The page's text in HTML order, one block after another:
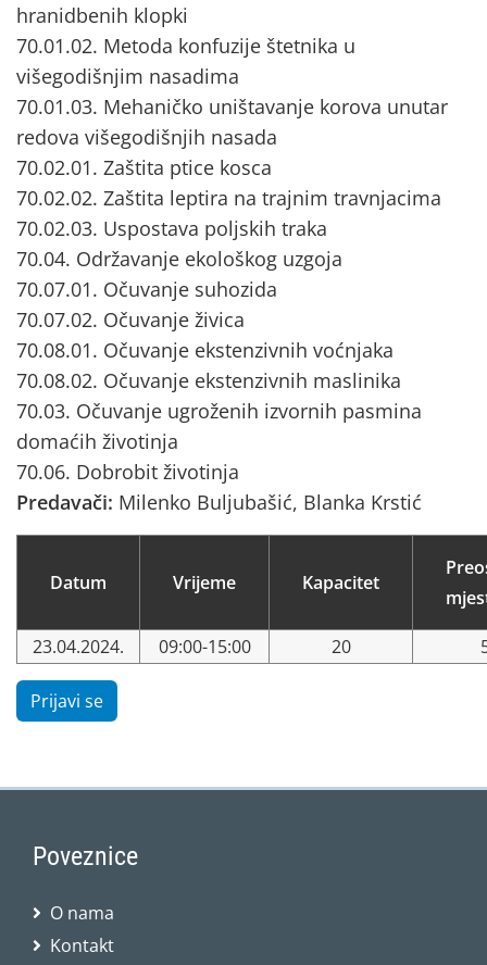
hranidbenih klopki
70.01.02. Metoda konfuzije štetnika u
višegodišnjim nasadima
70.01.03. Mehaničko uništavanje korova unutar
redova višegodišnjih nasada
70.02.01. Zaštita ptice kosca
70.02.02. Zaštita leptira na trajnim travnjacima
70.02.03. Uspostava poljskih traka
70.04. Održavanje ekološkog uzgoja
70.07.01. Očuvanje suhozida
70.07.02. Očuvanje živica
70.08.01. Očuvanje ekstenzivnih voćnjaka
70.08.02. Očuvanje ekstenzivnih maslinika
70.03. Očuvanje ugroženih izvornih pasmina
domaćih životinja
70.06. Dobrobit životinja
Predavači: Milenko Buljubašić, Blanka Krstić
Datum Vrijeme Kapacitet
23.04.2024. 09:00-15:00 20
Prijavi se
Poveznice
O nama
Kontakt